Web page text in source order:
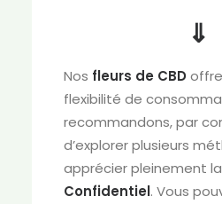
⇓
Nos fleurs de CBD
flexibilité de
recommandons, par
d’explorer plusieurs
apprécier pleinement la
Confidentiel. Vous